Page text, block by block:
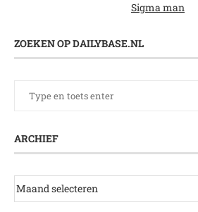
Sigma man
ZOEKEN OP DAILYBASE.NL
ARCHIEF